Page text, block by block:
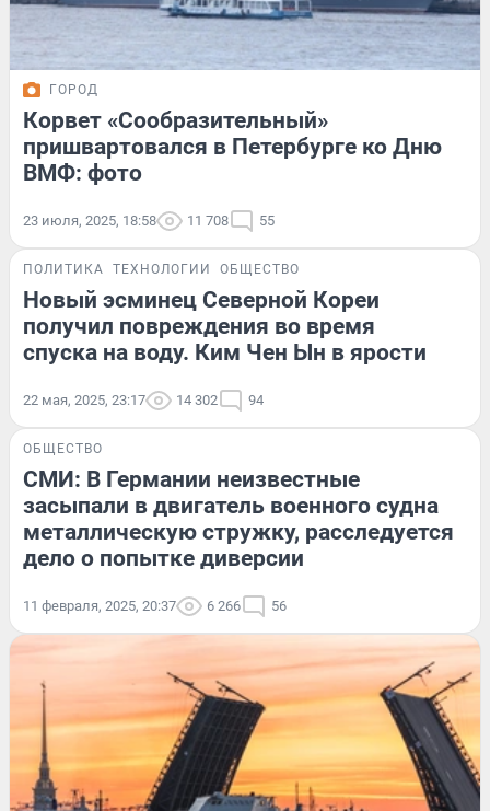
ГОРОД
Корвет «Сообразительный»
пришвартовался в Петербурге ко Дню
ВМФ: фото
23 июля, 2025, 18:58 11 708 55
ПОЛИТИКА ТЕХНОЛОГИИ ОБЩЕСТВО
Новый эсминец Северной Кореи
получил повреждения во время
спуска на воду. Ким Чен Ын в ярости
22 мая, 2025, 23:17 14 302 94
ОБЩЕСТВО
СМИ: В Германии неизвестные
засыпали в двигатель военного судна
металлическую стружку, расследуется
дело о попытке диверсии
11 февраля, 2025, 20:37 6 266 56